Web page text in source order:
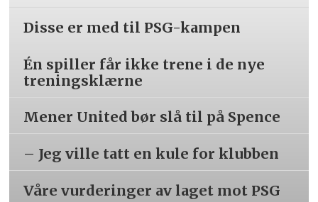
Disse er med til PSG-kampen
Én spiller får ikke trene i de nye
treningsklærne
Mener United bør slå til på Spence
– Jeg ville tatt en kule for klubben
Våre vurderinger av laget mot PSG